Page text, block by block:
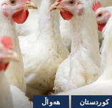
کوردستان هەواڵ